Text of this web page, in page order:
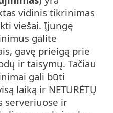
vidinis tikrinimas
viešai. Įjungę
galite
gavę prieigą prie
ir taisymų. Tačiau
gali būti
laiką ir NETURĖTŲ
serveriuose ir